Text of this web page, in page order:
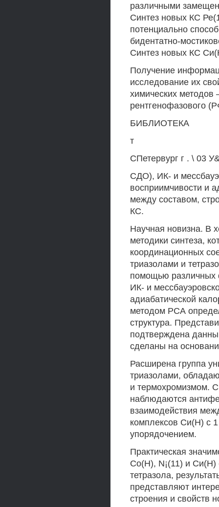
различными
Синтез новых КС
потенциально
бидентатно-
Синтез новых КС
Получение
исследование их
химических методов
рентгенофазового
БИБЛИОТЕКА
т
СПетервург г . \ 03
СДО), ИК- и
восприимчивости и
между составом,
КС.
Научная новизна. В
методики синтеза,
координационных
триазолами и
помощью
ИК- и
адиабатической
методом РСА
структура.
подтверждена
сделаны на
Расширена группа
триазолами,
и термохромизмом.
наблюдаются
взаимодействия
комплексов Си(Н) с
упорядочением.
Практическая
Со(Н), N¡(11) и Си(Н)
тетразола,
представляют
строения и свойств